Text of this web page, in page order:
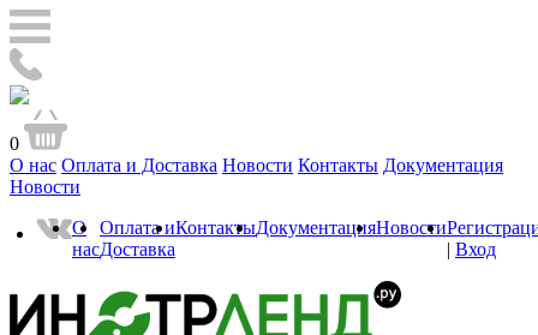
0
О нас Оплата и Доставка Новости Контакты Документация
Новости
О
нас
Оплата и
Доставка
КонтактыДокументацияНовости
| Вход